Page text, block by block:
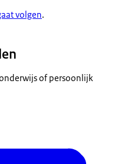
volgen.
of persoonlijk